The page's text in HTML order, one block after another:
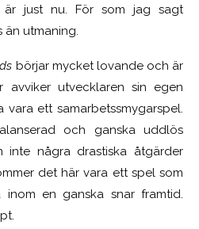
just nu. För som jag sagt
än utmaning.
börjar mycket lovande och är
avviker utvecklaren sin egen
ett samarbetssmygarspel.
och ganska uddlös
några drastiska åtgärder
det här vara ett spel som
en ganska snar framtid.